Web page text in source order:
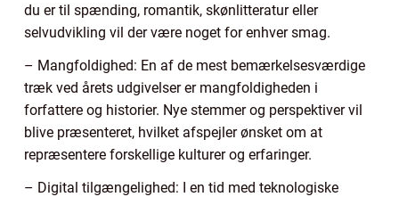
du er til spænding, romantik, skønlitteratur eller
selvudvikling vil der være noget for enhver smag.
– Mangfoldighed: En af de mest bemærkelsesværdige
træk ved årets udgivelser er mangfoldigheden i
forfattere og historier. Nye stemmer og perspektiver vil
blive præsenteret, hvilket afspejler ønsket om at
repræsentere forskellige kulturer og erfaringer.
– Digital tilgængelighed: I en tid med teknologiske